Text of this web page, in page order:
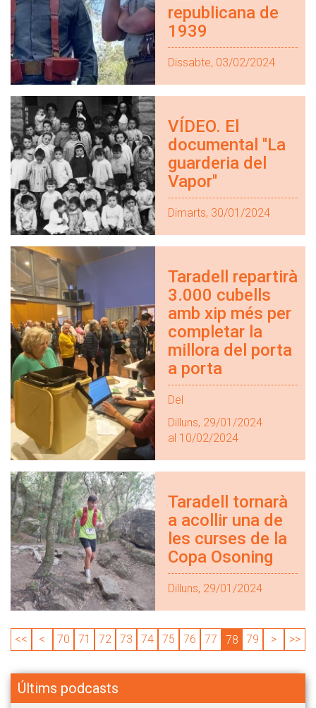
republicana de
1939
Dissabte, 03/02/2024
VÍDEO. El
documental ''La
guarderia del
Vapor''
Dimarts, 30/01/2024
Taradell repartirà
3.000 cubells
amb xip més per
completar la
millora del porta
a porta
Del
Dilluns, 29/01/2024
al 10/02/2024
Taradell tornarà
a acollir una de
les curses de la
Copa Osoning
Dilluns, 29/01/2024
<< < 70 71 72 73 74 75 76 77 78 79 > >>
Últims podcasts